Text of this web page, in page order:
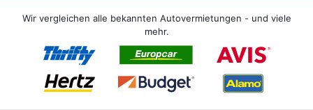
Wir vergleichen alle bekannten Autovermietungen - und viele
mehr.